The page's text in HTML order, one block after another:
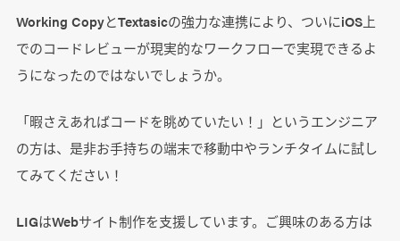
Working CopyとTextasicの強力な連携により、ついにiOS上
でのコードレビューが現実的なワークフローで実現できるよ
うになったのではないでしょうか。
「暇さえあればコードを眺めていたい！」というエンジニア
の方は、是非お手持ちの端末で移動中やランチタイムに試し
てみてください！
LIGはWebサイト制作を支援しています。ご興味のある方は